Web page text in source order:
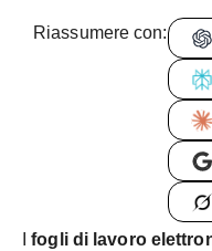
Riassumere con:
Ifogli di lavoro